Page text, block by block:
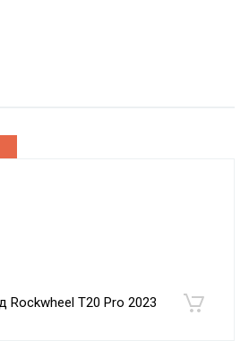
Rockwheel T20 Pro 2023